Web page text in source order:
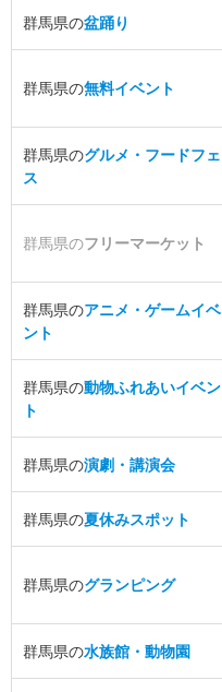
群馬県の盆踊り
群馬県の無料イベント
群馬県のグルメ・フードフェ
ス
群馬県のフリーマーケット
群馬県のアニメ・ゲームイベ
ント
群馬県の動物ふれあいイベン
ト
群馬県の演劇・講演会
群馬県の夏休みスポット
群馬県のグランピング
群馬県の水族館・動物園